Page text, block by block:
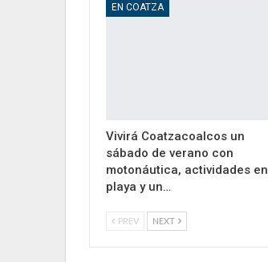
EN COATZA
Vivirá Coatzacoalcos un
sábado de verano con
motonáutica, actividades en
playa y un…
PREV NEXT